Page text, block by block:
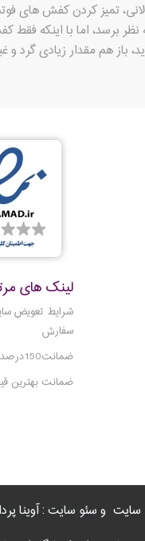
تمیز کردن کفش های
برسد، اما با اینکه
باز هم مقدار زیادی گرد و
کردن منظم کفش های فوتسال
دهد، بلکه تضمین می کند که
لینک های
شرایط تعویض
سفارش
ضمانت150درصدی اصالت
ضمانت بهترین
سایت و سئو سایت : آوینا